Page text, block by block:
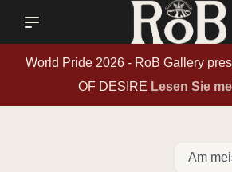
World Pride 2026 - RoB Gallery
OF DESIRE Lesen Sie